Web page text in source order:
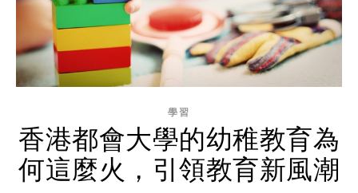
學習
香港都會大學的幼稚教育為
何這麼火，引領教育新風潮